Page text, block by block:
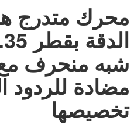
محرك متدرج
شبه منحرف
مضادة للردود
تخصيصها